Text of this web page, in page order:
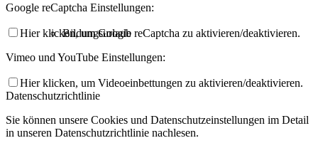
Bildungsurlaub
Google reCaptcha Einstellungen:
Hier klicken, um Google reCaptcha zu aktivieren/deaktivieren.
Vimeo und YouTube Einstellungen:
Hier klicken, um Videoeinbettungen zu aktivieren/deaktivieren.
Datenschutzrichtlinie
Sie können unsere Cookies und Datenschutzeinstellungen im Detail
in unseren Datenschutzrichtlinie nachlesen.